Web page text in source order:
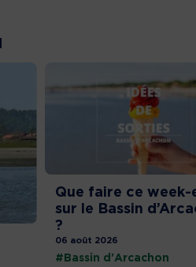
Que faire ce week-
sur le Bassin
?
06 août 2026
#Bassin d'Arcachon